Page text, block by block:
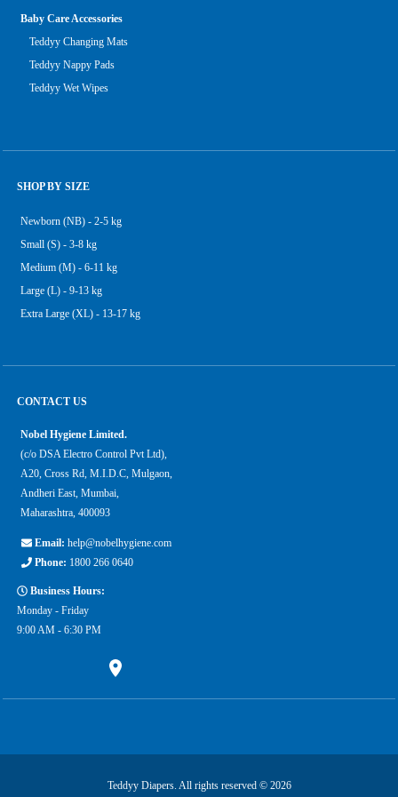
Baby Care Accessories
Teddyy Changing Mats
Teddyy Nappy Pads
Teddyy Wet Wipes
SHOP BY SIZE
Newborn (NB) - 2-5 kg
Small (S) - 3-8 kg
Medium (M) - 6-11 kg
Large (L) - 9-13 kg
Extra Large (XL) - 13-17 kg
CONTACT US
Nobel Hygiene Limited.
(c/o DSA Electro Control Pvt Ltd),
A20, Cross Rd, M.I.D.C, Mulgaon,
Andheri East, Mumbai,
Maharashtra, 400093
Email: help@nobelhygiene.com
Phone: 1800 266 0640
Business Hours:
Monday - Friday
9:00 AM - 6:30 PM
Teddyy Diapers. All rights reserved © 2026